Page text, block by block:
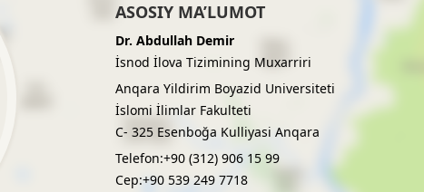
ASOSIY MA’LUMOT
Dr. Abdullah Demir
İsnod İlova Tizimining Muxarriri
Anqara Yildirim Boyazid Universiteti
İslomi İlimlar Fakulteti
C- 325 Esenboğa Kulliyasi Anqara
Telefon:+90 (312) 906 15 99
Cep:+90 539 249 7718